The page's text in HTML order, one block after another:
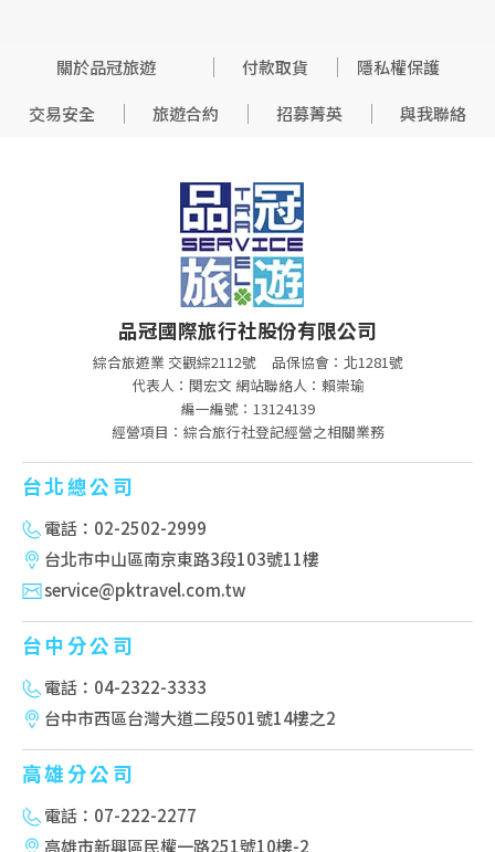
關於品冠旅遊 付款取貨
隱私權保護
交易安全
旅遊合約 招募菁英 與我聯絡
品冠國際旅行社股份有限公司
綜合旅遊業 交觀綜2112號
品保協會：北1281號
代表人：関宏文 網站聯絡人：賴崇瑜
編一編號：13124139
經營項目：綜合旅行社登記經營之相關業務
台北總公司
電話：02-2502-2999
台北市中山區南京東路3段103號11樓
service@pktravel.com.tw
台中分公司
電話：04-2322-3333
台中市西區台灣大道二段501號14樓之2
高雄分公司
電話：07-222-2277
高雄市新興區民權一路251號10樓-2